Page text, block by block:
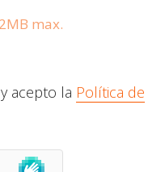
max.
acepto la Política de